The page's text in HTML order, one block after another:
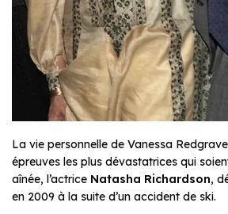
La vie personnelle de Vanessa
épreuves les plus dévastatrices qui
aînée, l’actrice Natasha Richardson,
en 2009 à la suite d’un accident de ski.